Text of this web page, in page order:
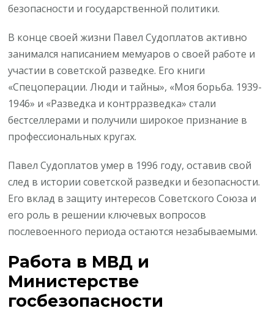
безопасности и государственной политики.
В конце своей жизни Павел Судоплатов активно
занимался написанием мемуаров о своей работе и
участии в советской разведке. Его книги
«Спецоперации. Люди и тайны», «Моя борьба. 1939-
1946» и «Разведка и контрразведка» стали
бестселлерами и получили широкое признание в
профессиональных кругах.
Павел Судоплатов умер в 1996 году, оставив свой
след в истории советской разведки и безопасности.
Его вклад в защиту интересов Советского Союза и
его роль в решении ключевых вопросов
послевоенного периода остаются незабываемыми.
Работа в МВД и
Министерстве
госбезопасности